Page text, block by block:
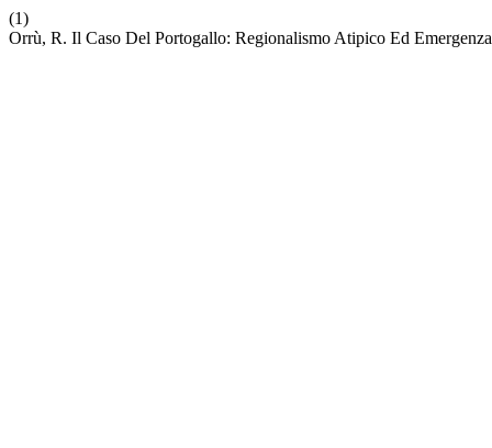
(1)
Orrù, R. Il Caso Del Portogallo: Regionalismo Atipico Ed